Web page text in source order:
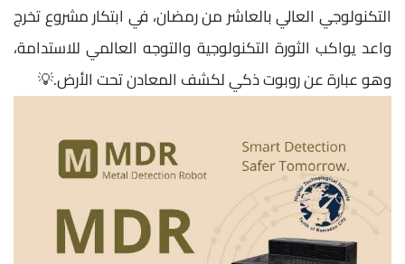
التكنولوجي العالي بالعاشر من رمضان، في ابتكار مشروع تخرج
واعد يواكب الثورة التكنولوجية والتوجه العالمي للاستدامة،
وهو عبارة عن روبوت ذكي لكشف المعادن تحت الأرض.💡